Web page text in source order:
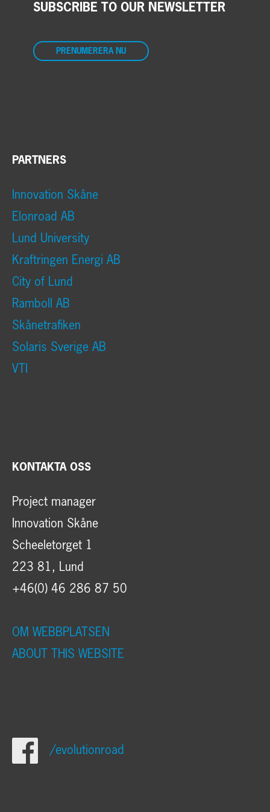
SUBSCRIBE TO OUR NEWSLETTER
PRENUMERERA NU
PARTNERS
Innovation Skåne
Elonroad AB
Lund University
Kraftringen Energi AB
City of Lund
Ramboll AB
Skånetrafiken
Solaris Sverige AB
VTI
KONTAKTA OSS
Project manager
Innovation Skåne
Scheeletorget 1
223 81, Lund
+46(0) 46 286 87 50
OM WEBBPLATSEN
ABOUT THIS WEBSITE
/evolutionroad